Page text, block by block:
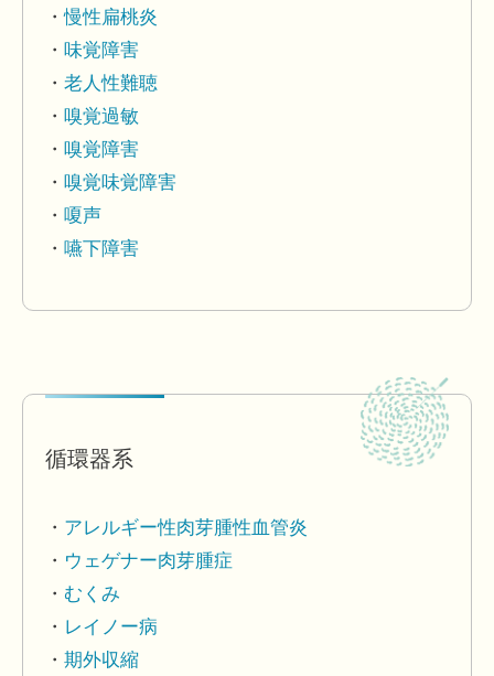
慢性扁桃炎
味覚障害
老人性難聴
嗅覚過敏
嗅覚障害
嗅覚味覚障害
嗄声
嚥下障害
循環器系
アレルギー性肉芽腫性血管炎
ウェゲナー肉芽腫症
むくみ
レイノー病
期外収縮